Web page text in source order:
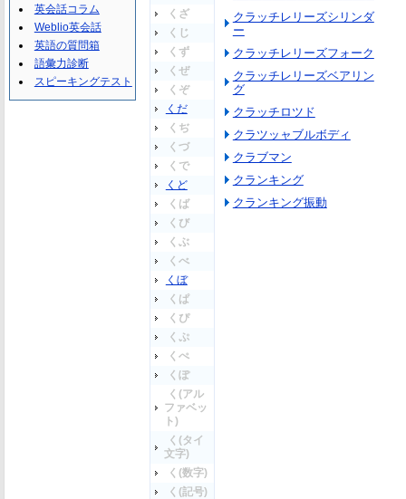
くざ
くじ
くず
くぜ
くぞ
くだ
くぢ
くづ
くで
くど
くば
くび
くぶ
くべ
くぼ
くぱ
くぴ
くぷ
くぺ
くぽ
く(アル
ファベッ
ト)
く(タイ
文字)
く(数字)
く(記号)
クラッチレリーズシリンダ
ー
クラッチレリーズフォーク
クラッチレリーズベアリン
グ
クラッチロツド
クラツッャブルボディ
クラブマン
クランキング
クランキング振動
英会話コラム
Weblio英会話
英語の質問箱
語彙力診断
スピーキングテスト